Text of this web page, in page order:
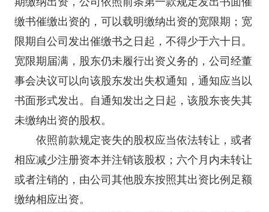
缴书催缴出资的，可以载明缴纳出资的宽限期；宽
限期自公司发出催缴书之日起，不得少于六十日。
宽限期届满，股东仍未履行出资义务的，公司经董
事会决议可以向该股东发出失权通知，通知应当以
书面形式发出。自通知发出之日起，该股东丧失其
未缴纳出资的股权。
依照前款规定丧失的股权应当依法转让，或者
相应减少注册资本并注销该股权；六个月内未转让
或者注销的，由公司其他股东按照其出资比例足额
缴纳相应出资。